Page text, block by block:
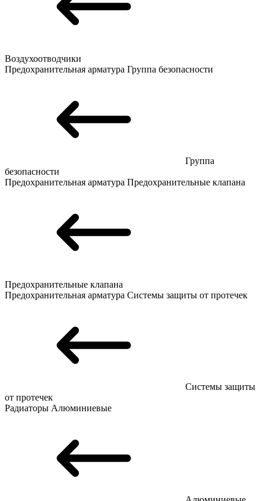
Воздухоотводчики
Предохранительная арматура Группа безопасности
Группа
безопасности
Предохранительная арматура Предохранительные клапана
Предохранительные клапана
Предохранительная арматура Системы защиты от протечек
Системы защиты
от протечек
Радиаторы Алюминиевые